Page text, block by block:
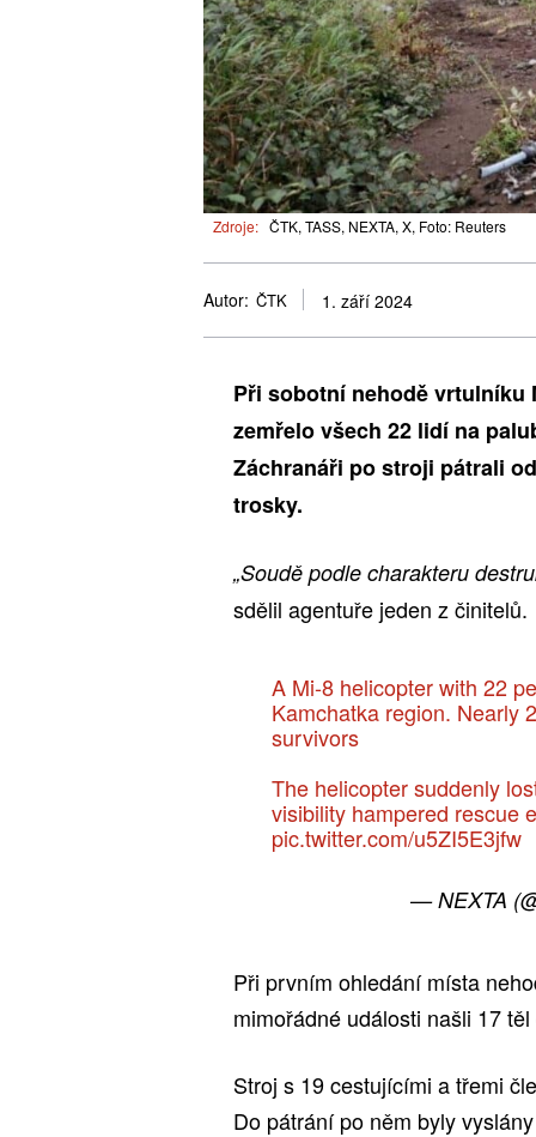
Zdroje: ČTK, TASS, NEXTA, X, Foto: Reuters
Autor: ČTK 1. září 2024
Při sobotní nehodě vrtulníku
zemřelo všech 22 lidí na
Záchranáři po stroji pátrali
trosky.
„Soudě podle charakteru
sdělil agentuře jeden z činitelů.
A Mi-8 helicopter with 22
Kamchatka region. Nearly
survivors
The helicopter suddenly
visibility hampered rescue
pic.twitter.com/u5ZI5E3jfw
— NEXTA
Při prvním ohledání místa
mimořádné události našli 17
Stroj s 19 cestujícími a třemi
Do pátrání po něm byly